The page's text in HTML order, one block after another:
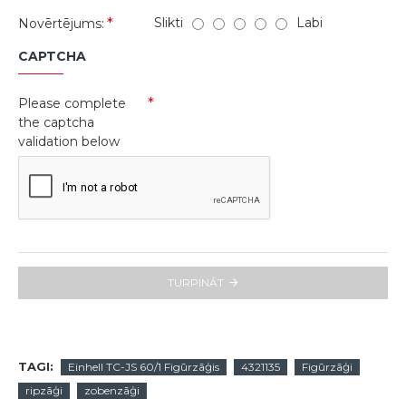
Novērtējums:
Slikti Labi
CAPTCHA
Please complete
the captcha
validation below
TURPINĀT
TAGI: Einhell TC-JS 60/1 Figūrzāģis 4321135
Figūrzāģi
ripzāģi
zobenzāģi